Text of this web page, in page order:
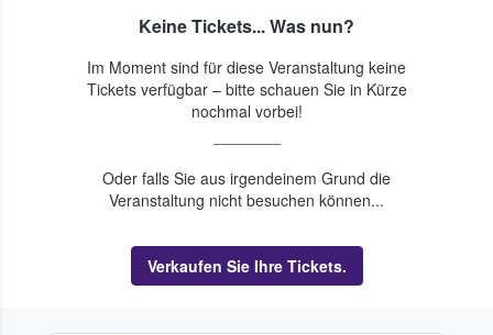
Keine Tickets... Was nun?
Im Moment sind für diese Veranstaltung keine
Tickets verfügbar – bitte schauen Sie in Kürze
nochmal vorbei!
Oder falls Sie aus irgendeinem Grund die
Veranstaltung nicht besuchen können...
Verkaufen Sie Ihre Tickets.